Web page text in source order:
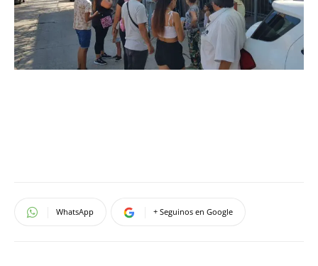
WhatsApp + Seguinos en Google